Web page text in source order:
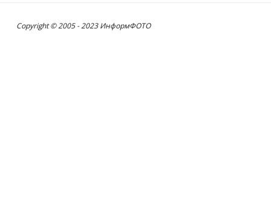
Copyright © 2005 - 2023 ИнформФОТО